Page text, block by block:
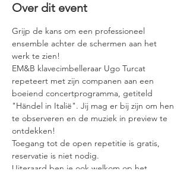
Over dit event
Grijp de kans om een professioneel
ensemble achter de schermen aan het
werk te zien!
EM&B klavecimbelleraar Ugo Turcat
repeteert met zijn companen aan een
boeiend concertprogramma, getiteld
"Händel in Italië". Jij mag er bij zijn om hen
te observeren en de muziek in preview te
ontdekken!
Toegang tot de open repetitie is gratis,
reservatie is niet nodig.
Uiteraard ben je ook welkom op het